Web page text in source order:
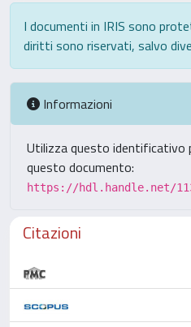
I documenti in IRIS sono
diritti sono riservati, salvo
Informazioni
Utilizza questo identificativo
questo documento:
https://hdl.handle.net/
Citazioni